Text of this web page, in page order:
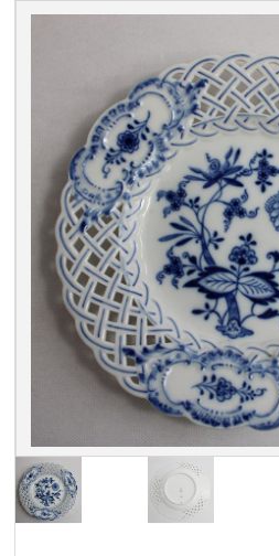
KONTAKT
NEWSLETTER